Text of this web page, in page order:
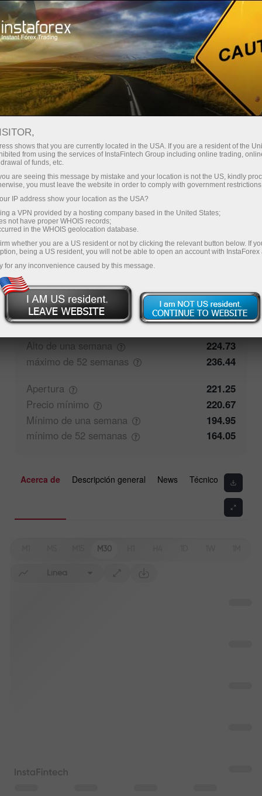
Para operadores
Condiciones comerciales
NVDA
224.01 (%) 07 Aug 2026 19:59
Comprar
224.01
223.95
Comentarios de los operadores
Cierre
219.08
Alto de una semana
224.73
máximo de 52 semanas
236.44
Apertura
221.25
Precio mínimo
220.67
Mínimo de una semana
194.95
mínimo de 52 semanas 164.05
Acerca de Descripción general News Técnico
M30
Línea
shows that you are currently located in the USA. If you are a resident of the
from using the services of InstaFintech Group including online trading,
of funds, etc.
are seeing this message by mistake and your location is not the US, kindly
you must leave the website in order to comply with government
IP address show your location as the USA?
a VPN provided by a hosting company based in the United States;
not have proper WHOIS records;
in the WHOIS geolocation database.
whether you are a US resident or not by clicking the relevant button below. If
being a US resident, you will not be able to open an account with InstaForex
for any inconvenience caused by this message.